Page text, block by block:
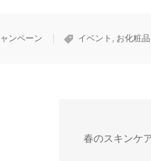
ンペーン イベント , お化粧品
春のスキンケ